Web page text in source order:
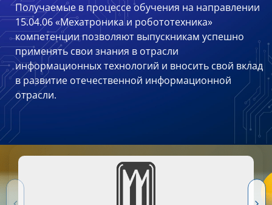
Получаемые в процессе обучения на направлении
15.04.06 «Мехатроника и робототехника»
компетенции позволяют выпускникам успешно
применять свои знания в отрасли
информационных технологий и вносить свой вклад
в развитие отечественной информационной
отрасли.